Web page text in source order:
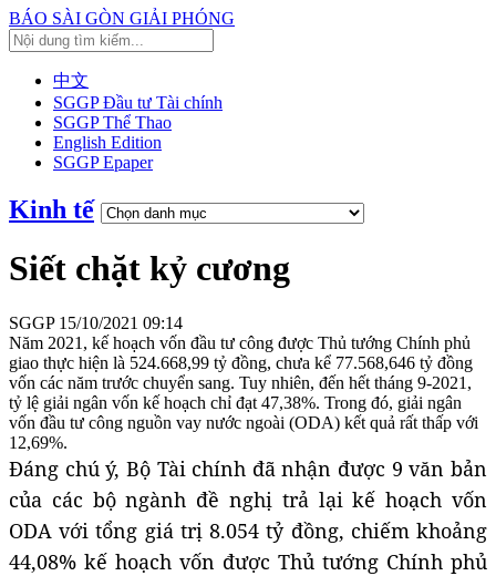
BÁO SÀI GÒN GIẢI PHÓNG
中文
SGGP Đầu tư Tài chính
SGGP Thể Thao
English Edition
SGGP Epaper
Kinh tế
Siết chặt kỷ cương
SGGP 15/10/2021 09:14
Năm 2021, kế hoạch vốn đầu tư công được Thủ tướng Chính phủ
giao thực hiện là 524.668,99 tỷ đồng, chưa kể 77.568,646 tỷ đồng
vốn các năm trước chuyển sang. Tuy nhiên, đến hết tháng 9-2021,
tỷ lệ giải ngân vốn kế hoạch chỉ đạt 47,38%. Trong đó, giải ngân
vốn đầu tư công nguồn vay nước ngoài (ODA) kết quả rất thấp với
12,69%.
Đáng chú ý, Bộ Tài chính đã nhận được 9 văn bản
của các bộ ngành đề nghị trả lại kế hoạch vốn
ODA với tổng giá trị 8.054 tỷ đồng, chiếm khoảng
44,08% kế hoạch vốn được Thủ tướng Chính phủ